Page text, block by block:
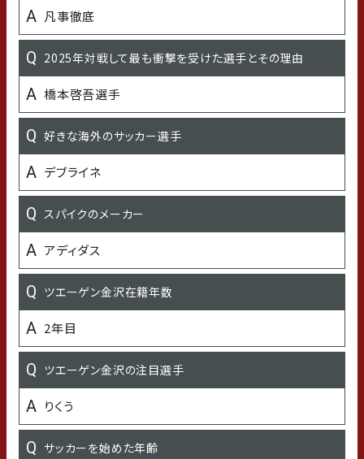
凡事徹底
2025年対戦して最も衝撃を受けた選手とその理由
橋本啓吾選手
好きな海外のサッカー選手
デブライネ
スパイクのメーカー
アディダス
ツエーゲン金沢在籍年数
2年目
ツエーゲン金沢の注目選手
りくう
サッカーを始めた年齢
好きな食べ物
好きな（よく聴く）アーティストや音楽